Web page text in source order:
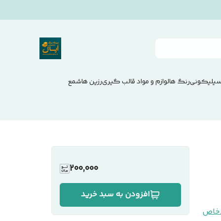
رنگ هالوازم و مواد قالب گیریرزین هاشمع
200,000
افزودن به سبد خرید